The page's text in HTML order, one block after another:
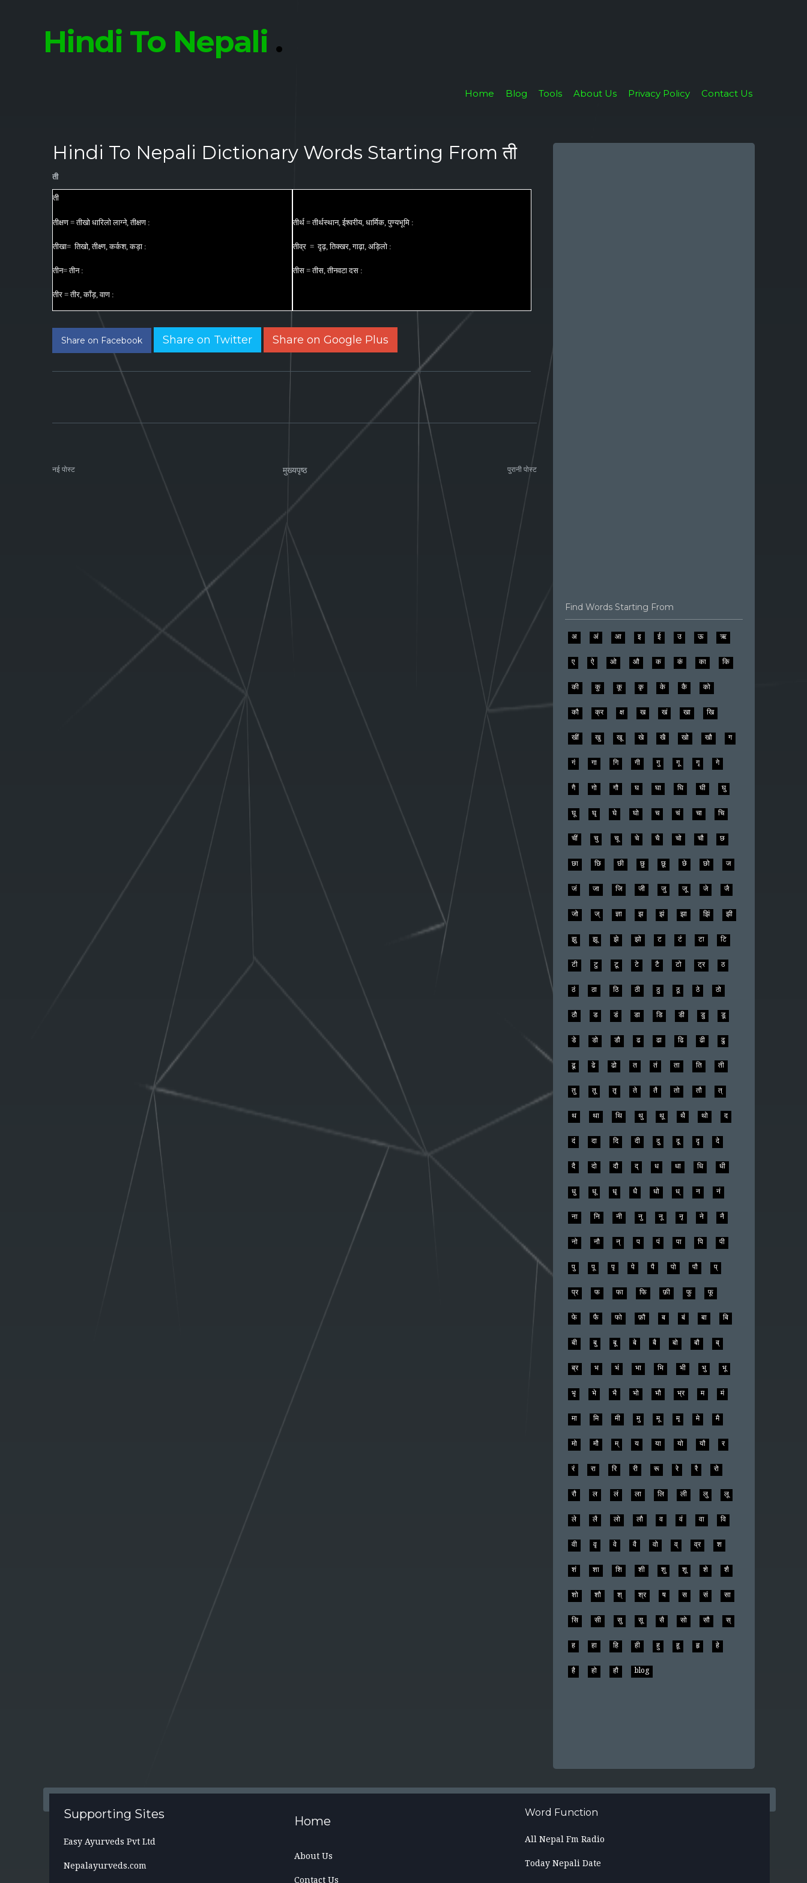
Hindi To Nepali .
Home Blog Tools About Us Privacy Policy Contact Us
Hindi To Nepali Dictionary Words Starting From ती
ती
ती
तीक्षण = तीखो धारिलो लाग्ने, तीक्षण :
तीखा= तिखो, तीक्ष्ण, कर्कश, कड़ा :
तीन= तीन :
तीर = तीर, काँड़, वाण :
तीर्थ = तीर्थस्थान, ईश्वरीय, धार्मिक, पुण्यभूमि :
तीव्र = दृढ़, तिक्खर, गाढ़ा, अड़िलो :
तीस = तीस, तीनवटा दस :
Share on Facebook Share on Twitter Share on Google Plus
नई पोस्ट पुरानी पोस्ट
मुख्यपृष्ठ
Find Words Starting From
अ अं आ इ ई उ ऊ ऋ
ए ऐ ओ औ क कं का कि
की कु कू कृ के कै को
कौ क्र क्ष ख खं खा खि
खीं खु खू खे खै खो खौ ग
गं गा गि गी गु गू गृ गे
गै गो गौ घ घा घि घी घु
घू घृ घे घो च चं चा चि
चीं चु चू चे चै चो चौ छ
छा छि छी छु छू छे छो ज
जं जा जि जी जु जू जे जै
जो ज् ज्ञा झ झं झा झिं झी
झु झू झे झो ट टं टा टि
टी टु टू टे टै टो ट्र ठ
ठं ठा ठि ठी ठु ठू ठे ठो
ठौ ड डं डा डि डी डु डू
डे डो डौ ढ ढा ढि ढी ढु
ढू ढे ढो त तं ता ति ती
तु तू तृ ते तै तो तौ त्
थ था थि थु थू थै थो द
दं दा दि दी दु दू दृ दे
दै दो दौ द् ध धा धि धी
धु धू धृ धै धो ध् न नं
ना नि नी नु नू नृ ने नै
नो नौ न् प पं पा पि पी
पु पू पृ पे पै पो पौ प्
प्र फ फा फि फ़ी फु फू
फे फै फो फ़ौ ब बं बा बि
बी बु बू बे बै बो बौ ब्
ब्र भ भं भा भि भी भु भू
भृ भे भै भो भौ भ्र म मं
मा मि मी मु मू मृ मे मै
मो मौ म् य या यो यौ र
रं रा रि री रू रे रै रो
रौ ल लं ला लि ली लु लू
ले लै लो लौ व वं वा वि
वी वृ वे वै वो व् व्र श
शं शा शि शी शु शू शे शै
शो शौ श् श्र ष स सं सा
सि सी सु सू सै सो सौ स्
ह हा हि ही हु हू हृ हे
है हो हौ blog
Supporting Sites
Easy Ayurveds Pvt Ltd
Nepalayurveds.com
Home
About Us
Contact Us
Word Function
All Nepal Fm Radio
Today Nepali Date